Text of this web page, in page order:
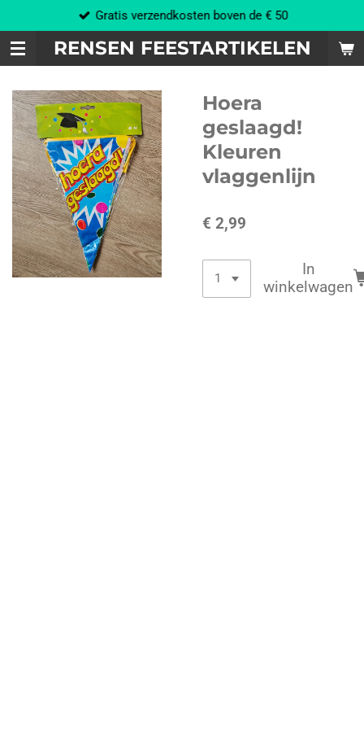
direct
naar
de
hoofdinhoud
RENSEN FEESTARTIKELEN
Gratis verzendkosten boven de € 50
Hoera
geslaagd!
Kleuren
vlaggenlijn
€ 2,99
In
winkelwagen